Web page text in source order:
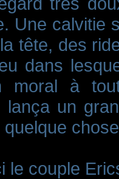
Une calvitie
tête, des
dans
moral à
lança un
le couple